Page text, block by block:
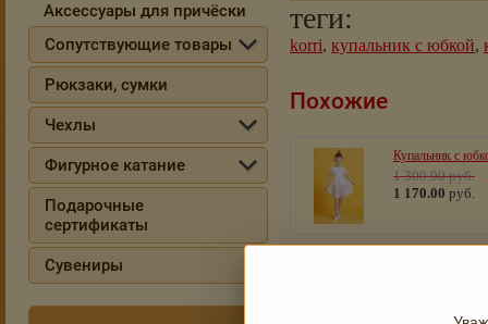
теги:
korri, купальник с юбкой,
Похожие
Купальник с
1 300.00руб.
1 170.00 руб.
Аксессуары для причёски
Сопутствующие товары
Рюкзаки, сумки
Чехлы
Фигурное катание
Подарочные
сертификаты
Сувениры